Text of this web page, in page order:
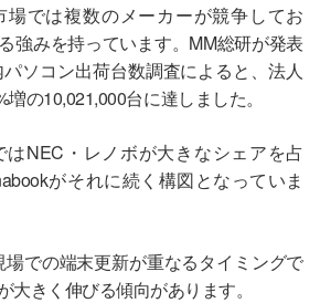
では複数のメーカーが競争してお
強みを持っています。MM総研が発表
ソコン出荷台数調査によると、法人
の10,021,000台に達しました。
はNEC・レノボが大きなシェアを占
がそれに続く構図となっていま
での端末更新が重なるタイミングで
大きく伸びる傾向があります。